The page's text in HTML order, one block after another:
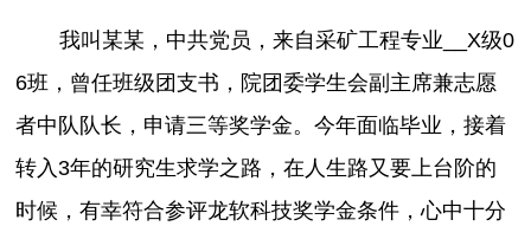
我叫某某，中共党员，来自采矿工程专业__X级0
6班，曾任班级团支书，院团委学生会副主席兼志愿
者中队队长，申请三等奖学金。今年面临毕业，接着
转入3年的研究生求学之路，在人生路又要上台阶的
时候，有幸符合参评龙软科技奖学金条件，心中十分